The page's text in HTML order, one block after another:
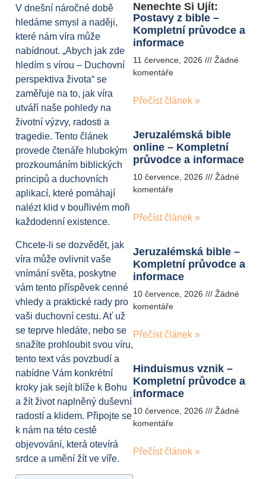
V dnešní náročné době
hledáme smysl a naději,
které nám víra může
nabídnout. „Abych jak zde
hledím s vírou – Duchovní
perspektiva života“ se
zaměřuje na to, jak víra
utváří naše pohledy na
životní výzvy, radosti a
tragedie. Tento článek
provede čtenáře hlubokým
prozkoumáním biblických
principů a duchovních
aplikací, které pomáhají
nalézt klid v bouřlivém moři
každodenní existence.
Chcete-li se dozvědět, jak
víra může ovlivnit vaše
vnímání světa, poskytne
vám tento příspěvek cenné
vhledy a praktické rady pro
vaši duchovní cestu. Ať už
se teprve hledáte, nebo se
snažíte prohloubit svou víru,
tento text vás povzbudí a
nabídne Vám konkrétní
kroky jak sejít blíže k Bohu
a žít život naplněný duševní
radostí a klidem. Připojte se
k nám na této cestě
objevování, která otevírá
srdce a umění žít ve víře.
Nenechte Si Ujít:
Postavy z bible –
Kompletní průvodce a
informace
11 července, 2026
Žádné
komentáře
Přečíst článek »
Jeruzalémská bible
online – Kompletní
průvodce a informace
10 července, 2026
Žádné
komentáře
Přečíst článek »
Jeruzalémská bible –
Kompletní průvodce a
informace
10 července, 2026
Žádné
komentáře
Přečíst článek »
Hinduismus vznik –
Kompletní průvodce a
informace
10 července, 2026
Žádné
komentáře
Přečíst článek »